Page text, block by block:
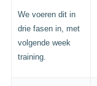
We voeren dit in
drie fasen in, met
volgende week
training.